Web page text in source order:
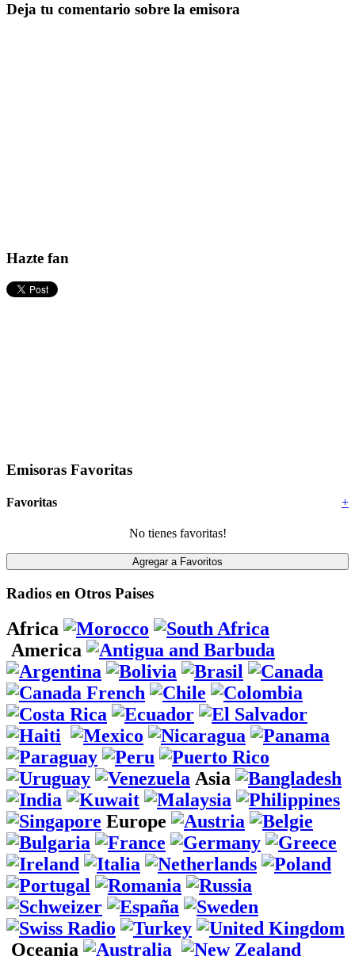
Deja tu comentario sobre la emisora
Hazte fan
Emisoras Favoritas
+
Favoritas
No tienes favoritas!
Radios en Otros Paises
Africa
America
Asia
Europe
Oceania